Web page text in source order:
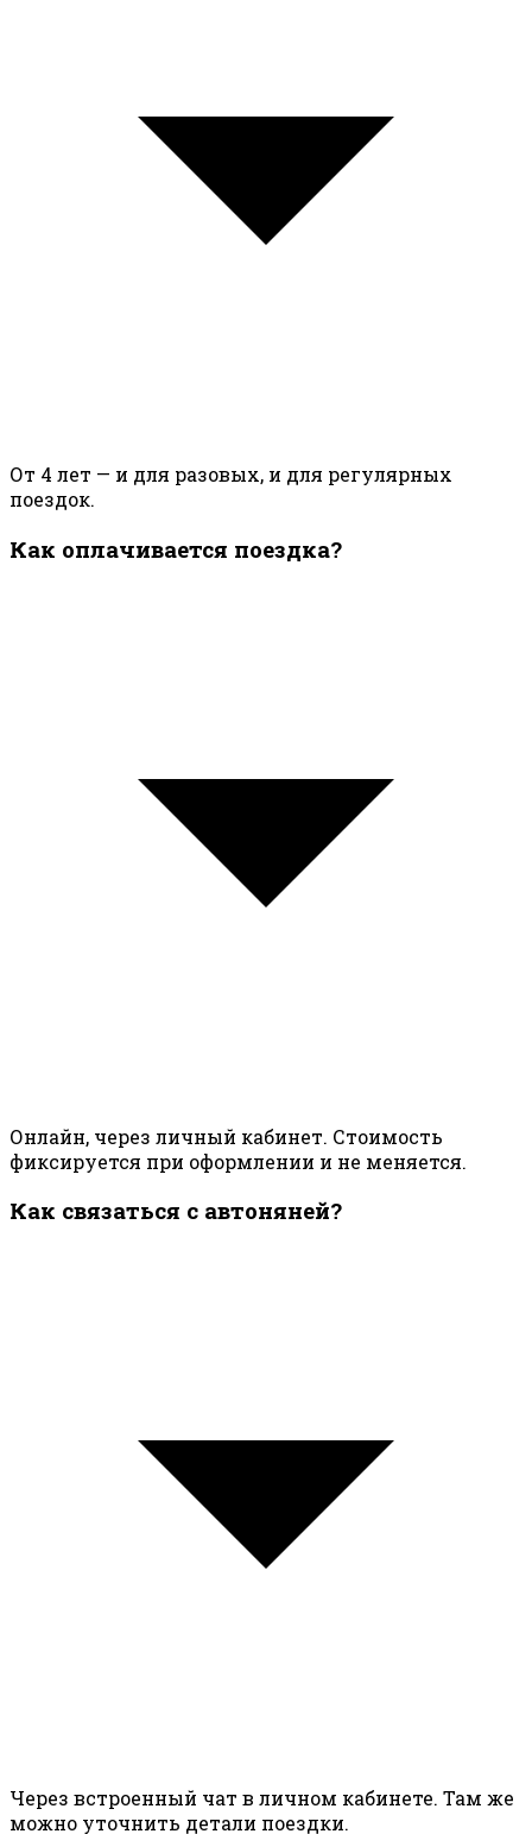
От 4 лет — и для разовых, и для регулярных
поездок.
Как оплачивается поездка?
Онлайн, через личный кабинет. Стоимость
фиксируется при оформлении и не меняется.
Как связаться с автоняней?
Через встроенный чат в личном кабинете. Там же
можно уточнить детали поездки.